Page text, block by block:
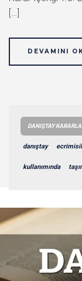
[…]
DEVAMINI
DANIŞTAY
danıştay ecrimisil
kullanımında